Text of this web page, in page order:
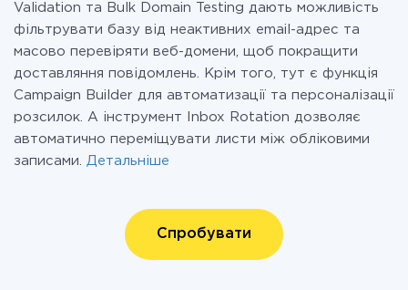
Validation та Bulk Domain Testing дають можливість
фільтрувати базу від неактивних email-адрес та
масово перевіряти веб-домени, щоб покращити
доставляння повідомлень. Крім того, тут є функція
Campaign Builder для автоматизації та персоналізації
розсилок. А інструмент Inbox Rotation дозволяє
автоматично переміщувати листи між обліковими
записами. Детальніше
Спробувати